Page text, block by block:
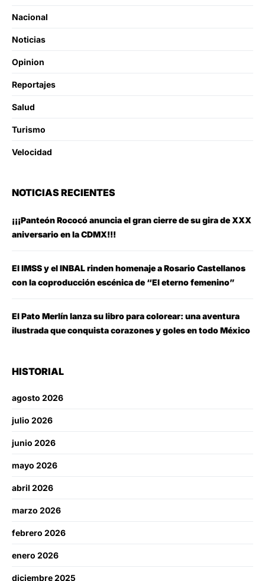
Nacional
Noticias
Opinion
Reportajes
Salud
Turismo
Velocidad
NOTICIAS RECIENTES
¡¡¡Panteón Rococó anuncia el gran cierre de su gira de XXX
aniversario en la CDMX!!!
El IMSS y el INBAL rinden homenaje a Rosario Castellanos
con la coproducción escénica de “El eterno femenino”
El Pato Merlín lanza su libro para colorear: una aventura
ilustrada que conquista corazones y goles en todo México
HISTORIAL
agosto 2026
julio 2026
junio 2026
mayo 2026
abril 2026
marzo 2026
febrero 2026
enero 2026
diciembre 2025